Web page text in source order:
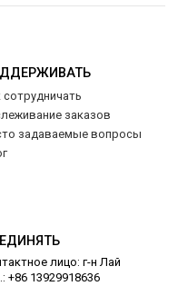
сотрудничать
заказов
задаваемые вопросы
лицо: г-н Лай
+86 13929918636